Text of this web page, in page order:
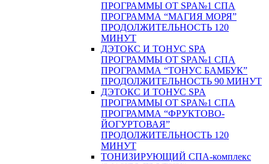
ПРОГРАММЫ ОТ SPA№1 СПА
ПРОГРАММА “МАГИЯ МОРЯ”
ПРОДОЛЖИТЕЛЬНОСТЬ 120
МИНУТ
ДЭТОКС И ТОНУС SPA
ПРОГРАММЫ ОТ SPA№1 СПА
ПРОГРАММА “ТОНУС БАМБУК”
ПРОДОЛЖИТЕЛЬНОСТЬ 90 МИНУТ
ДЭТОКС И ТОНУС SPA
ПРОГРАММЫ ОТ SPA№1 СПА
ПРОГРАММА “ФРУКТОВО-
ЙОГУРТОВАЯ”
ПРОДОЛЖИТЕЛЬНОСТЬ 120
МИНУТ
ТОНИЗИРУЮЩИЙ СПА-комплекс